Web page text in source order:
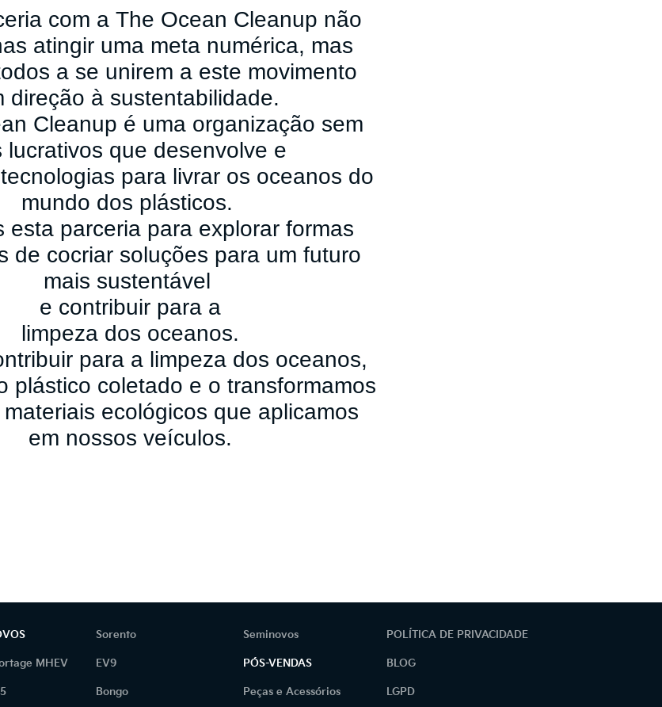
com a The Ocean Cleanup não
atingir uma meta numérica, mas
a se unirem a este movimento
direção à sustentabilidade.
Cleanup é uma organização sem
lucrativos que desenvolve e
para livrar os oceanos do
mundo dos plásticos.
esta parceria para explorar formas
de cocriar soluções para um futuro
mais sustentável
e contribuir para a
limpeza dos oceanos.
para a limpeza dos oceanos,
plástico coletado e o transformamos
materiais ecológicos que aplicamos
em nossos veículos.
MHEV
Sorento
EV9
Bongo
Seminovos
PÓS-VENDAS
Peças e Acessórios
POLÍTICA DE PRIVACIDADE
BLOG
LGPD